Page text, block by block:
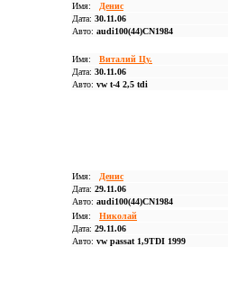
Имя: Денис
Дата: 30.11.06
Авто: audi100(44)CN1984
Имя: Виталий Цу.
Дата: 30.11.06
Авто: vw t-4 2,5 tdi
Имя: Денис
Дата: 29.11.06
Авто: audi100(44)CN1984
Имя: Николай
Дата: 29.11.06
Авто: vw passat 1,9TDI 1999